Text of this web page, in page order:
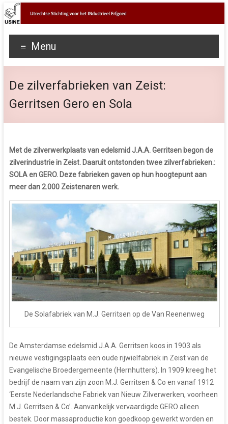
Menu
De zilverfabrieken van Zeist:
Gerritsen Gero en Sola
Met de zilverwerkplaats van edelsmid J.A.A. Gerritsen begon de
zilverindustrie in Zeist. Daaruit ontstonden twee zilverfabrieken.:
SOLA en GERO. Deze fabrieken gaven op hun hoogtepunt aan
meer dan 2.000 Zeistenaren werk.
De Solafabriek van M.J. Gerritsen op de Van Reenenweg
De Amsterdamse edelsmid J.A.A. Gerritsen koos in 1903 als
nieuwe vestigingsplaats een oude rijwielfabriek in Zeist van de
Evangelische Broedergemeente (Hernhutters). In 1909 kreeg het
bedrijf de naam van zijn zoon M.J. Gerritsen & Co en vanaf 1912
‘Eerste Nederlandsche Fabriek van Nieuw Zilverwerken, voorheen
M.J. Gerritsen & Co’. Aanvankelijk vervaardigde GERO alleen
bestek. Door massaproductie kon goedkoop gewerkt worden en